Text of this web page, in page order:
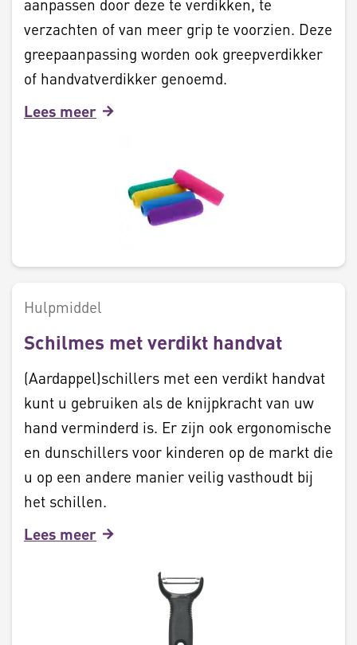
aanpassen door deze te verdikken, te
verzachten of van meer grip te voorzien. Deze
greepaanpassing worden ook greepverdikker
of handvatverdikker genoemd.
Lees meer
Hulpmiddel
Schilmes met verdikt handvat
(Aardappel)schillers met een verdikt handvat
kunt u gebruiken als de knijpkracht van uw
hand verminderd is. Er zijn ook ergonomische
en dunschillers voor kinderen op de markt die
u op een andere manier veilig vasthoudt bij
het schillen.
Lees meer